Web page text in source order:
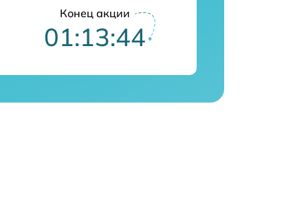
Конец акции
01:13:43